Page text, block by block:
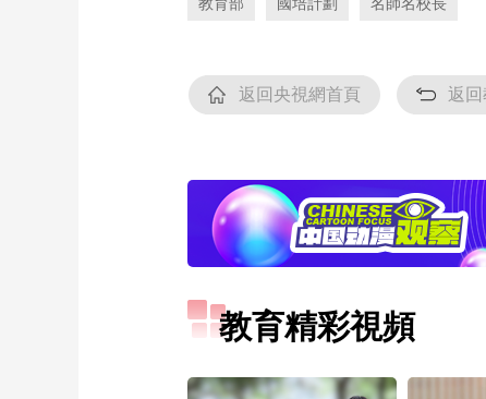
返回央視網首頁 返回
教育精彩視頻